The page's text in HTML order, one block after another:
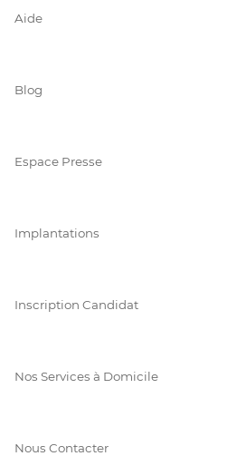
Aide
Blog
Espace Presse
Implantations
Inscription Candidat
Nos Services à Domicile
Nous Contacter